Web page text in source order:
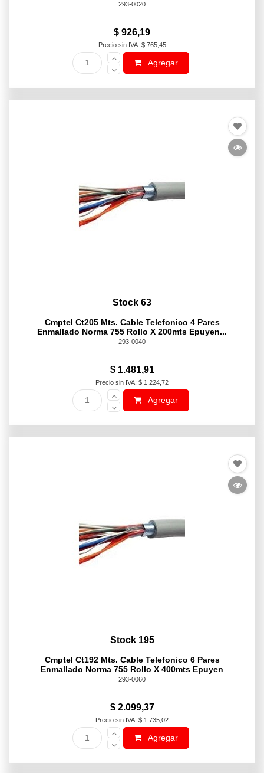
293-0020
$ 926,19
Precio sin IVA: $ 765,45
Agregar
Stock 63
Cmptel Ct205 Mts. Cable Telefonico 4 Pares
Enmallado Norma 755 Rollo X 200mts Epuyen...
293-0040
$ 1.481,91
Precio sin IVA: $ 1.224,72
Agregar
Stock 195
Cmptel Ct192 Mts. Cable Telefonico 6 Pares
Enmallado Norma 755 Rollo X 400mts Epuyen
293-0060
$ 2.099,37
Precio sin IVA: $ 1.735,02
Agregar